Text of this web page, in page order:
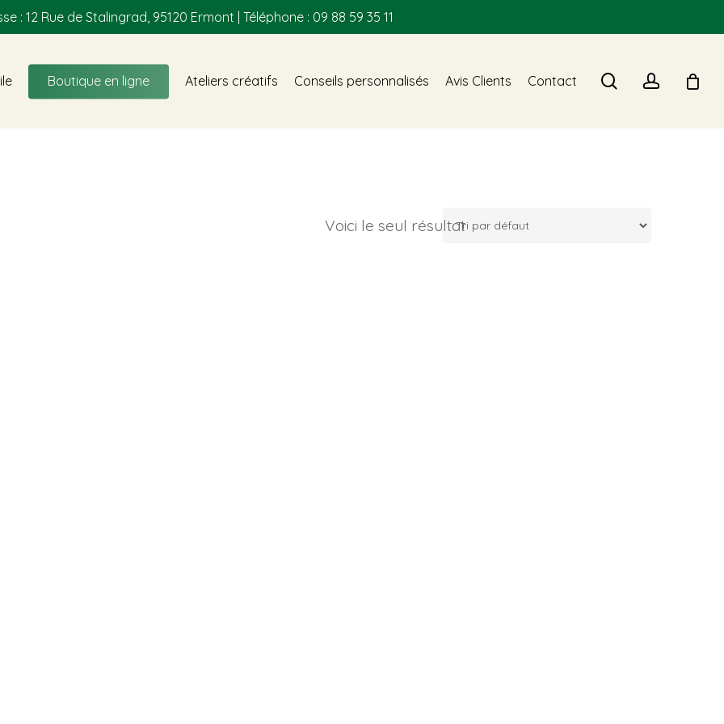
: 12 Rue de Stalingrad, 95120 Ermont | Téléphone : 09 88 59 35 11
Boutique en ligne Ateliers créatifs Conseils personnalisés Avis Clients Contact searchaccount
Voici le seul résultat